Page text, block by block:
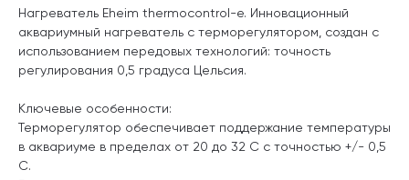
Нагреватель Eheim thermocontrol-e. Инновационный
аквариумный нагреватель с терморегулятором, создан с
использованием передовых технологий: точность
регулирования 0,5 градуса Цельсия.
Ключевые особенности:
Терморегулятор обеспечивает поддержание температуры
в аквариуме в пределах от 20 до 32 C с точностью +/- 0,5
C.